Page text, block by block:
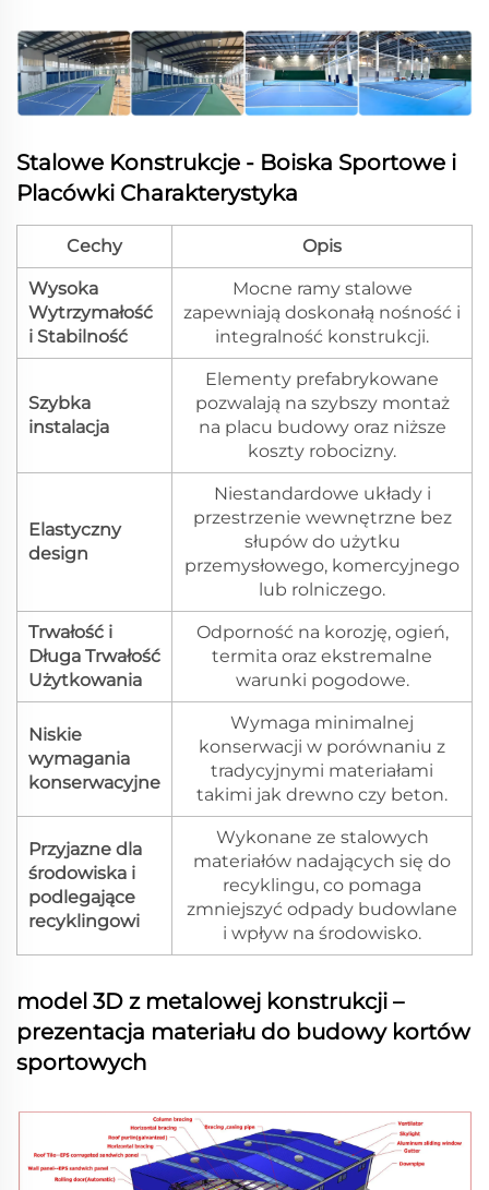
Stalowe Konstrukcje - Boiska Sportowe i
Placówki Charakterystyka
Cechy Opis
Wysoka
Wytrzymałość
i Stabilność
Mocne ramy stalowe
zapewniają doskonałą nośność i
integralność konstrukcji.
Szybka
instalacja
Elementy prefabrykowane
pozwalają na szybszy montaż
na placu budowy oraz niższe
koszty robocizny.
Elastyczny
design
Niestandardowe układy i
przestrzenie wewnętrzne bez
słupów do użytku
przemysłowego, komercyjnego
lub rolniczego.
Trwałość i
Długa Trwałość
Użytkowania
Odporność na korozję, ogień,
termita oraz ekstremalne
warunki pogodowe.
Niskie
wymagania
konserwacyjne
Wymaga minimalnej
konserwacji w porównaniu z
tradycyjnymi materiałami
takimi jak drewno czy beton.
Przyjazne dla
środowiska i
podlegające
recyklingowi
Wykonane ze stalowych
materiałów nadających się do
recyklingu, co pomaga
zmniejszyć odpady budowlane
i wpływ na środowisko.
model 3D z metalowej konstrukcji –
prezentacja materiału do budowy kortów
sportowych